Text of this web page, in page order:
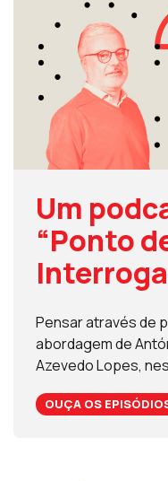
Um
“Ponto
Pensar através de
abordagem de
Azevedo Lopes,
OUÇA OS